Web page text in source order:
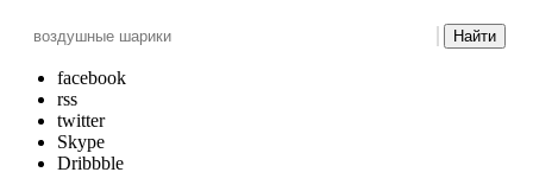
Найти
facebook
rss
twitter
Skype
Dribbble